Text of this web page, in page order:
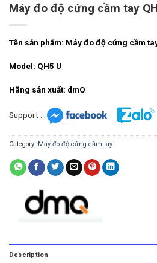
Máy đo độ cứng cầm tay
Tên sản phẩm: Máy đo độ cứng cầm
Model: QH5 U
Hãng sản xuất: dmQ
Support :
Category: Máy đo độ cứng cầm tay
Description